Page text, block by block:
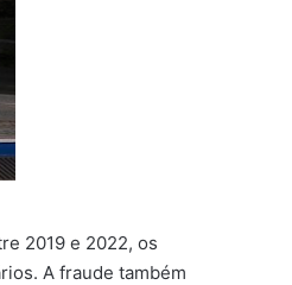
2019 e 2022, os
A fraude também